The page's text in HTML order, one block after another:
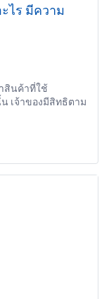
ไร มีความ
สินค้าที่ใช้
เจ้าของมีสิทธิตาม